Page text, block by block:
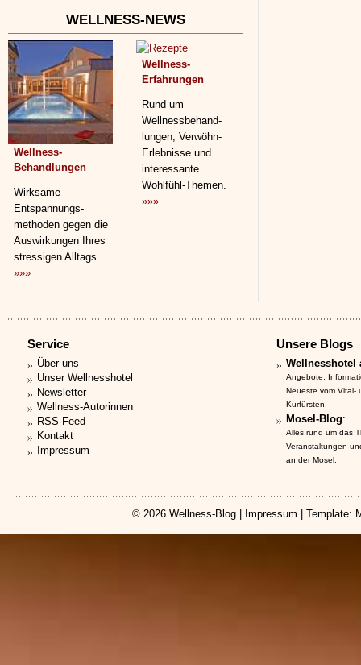
WELLNESS-NEWS
Wellness-
Behandlungen
Wirksame
Entspannungs­
methoden gegen die
Auswirkungen Ihres
stressigen Alltags
»»»
Wellness-
Erfahrungen
Rund um
Wellnessbehand­
lungen, Verwöhn-
Erlebnisse und
interessante
Wohlfühl-Themen.
»»»
Service
Über uns
Unser Wellnesshotel
Newsletter
Wellness-Autorinnen
RSS-Feed
Kontakt
Impressum
Unsere Blogs
Wellnesshotel
Angebote,
Neueste vom Vital-
Kurfürsten.
Mosel-Blog:
Alles rund um das
Veranstaltungen
an der Mosel.
© 2026 Wellness-Blog Impressum | Template: